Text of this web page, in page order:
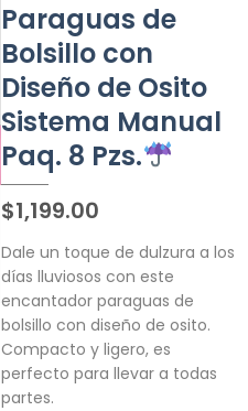
Paraguas de
Bolsillo con
Diseño de Osito
Sistema Manual
Paq. 8 Pzs.
$1,199.00
Dale un toque de dulzura a los
días lluviosos con este
encantador paraguas de
bolsillo con diseño de osito.
Compacto y ligero, es
perfecto para llevar a todas
partes.